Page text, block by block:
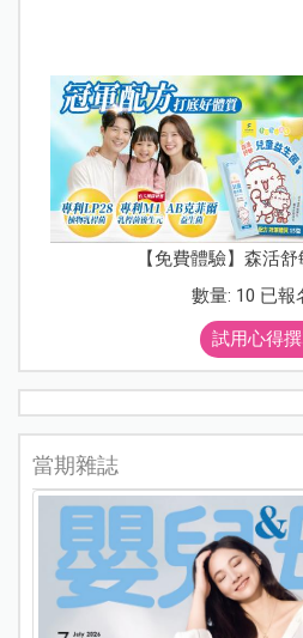
【免費體驗】森活
數量: 10 已報
試用心得
當期雜誌